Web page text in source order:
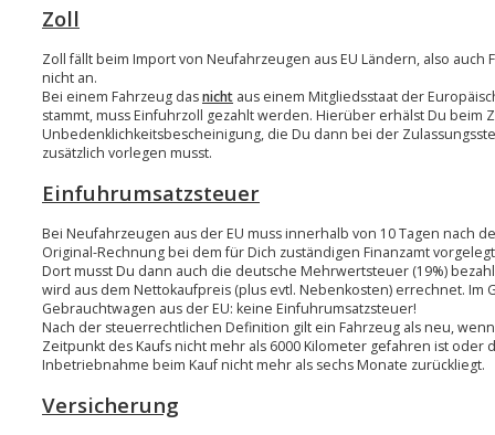
Zoll
Zoll fällt beim Import von Neufahrzeugen aus EU Ländern, also auch
nicht an.
Bei einem Fahrzeug dasnicht aus einem Mitgliedsstaat der
stammt, muss Einfuhrzoll gezahlt werden. Hierüber erhälst Du beim
Unbedenklichkeitsbescheinigung, die Du dann bei der
zusätzlich vorlegen musst.
Einfuhrumsatzsteuer
Bei Neufahrzeugen aus der EU muss innerhalb von 10 Tagen nach
Original-Rechnung bei dem für Dich zuständigen Finanzamt
Dort musst Du dann auch die deutsche Mehrwertsteuer (19%)
wird aus dem Nettokaufpreis (plus evtl. Nebenkosten) errechnet. Im
Gebrauchtwagen aus der EU: keine Einfuhrumsatzsteuer!
Nach der steuerrechtlichen Definition gilt ein Fahrzeug als neu,
Zeitpunkt des Kaufs nicht mehr als 6000 Kilometer gefahren ist oder
Inbetriebnahme beim Kauf nicht mehr als sechs Monate zurückliegt.
Versicherung